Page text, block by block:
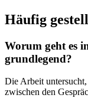
Häufig
Worum geht es
grundlegend?
Die Arbeit
zwischen den